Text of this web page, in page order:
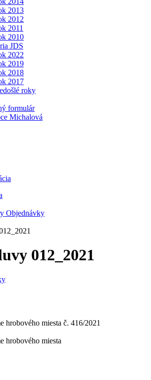
2013
2012
2011
2010
JDS
2022
2019
2018
2017
roky
formulár
Michalová
Objednávky
012_2021
hrobového miesta č. 416/2021
hrobového miesta